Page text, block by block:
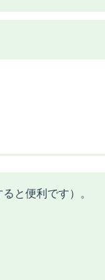
と便利です）。